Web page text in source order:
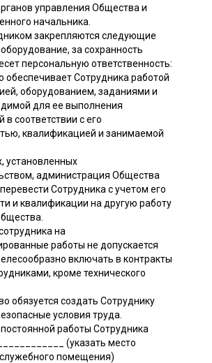
управления Общества и
начальника.
закрепляются следующие
за сохранность
персональную ответственность:
обеспечивает Сотрудника работой
оборудованием, заданиями и
для ее выполнения
соответствии с его
квалификацией и занимаемой
установленных
администрация Общества
Сотрудника с учетом его
и квалификации на другую работу
на
работы не допускается
включать в контракты
кроме технического
обязуется создать Сотруднику
условия труда.
работы Сотрудника
(указать место
помещения)